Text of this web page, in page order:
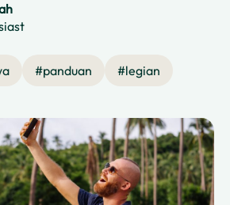
#panduan #legian